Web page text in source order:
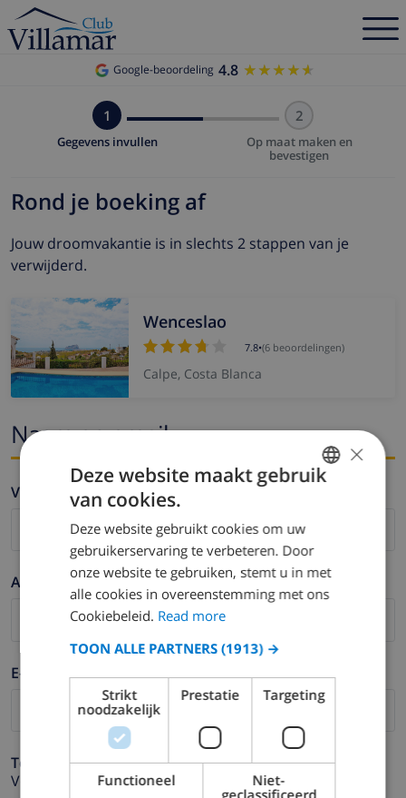
Google-beoordeling 4.8 ★★★★★
★★★★★
1
Gegevens invullen
2
Op maat maken en
bevestigen
Rond je boeking af
Jouw droomvakantie is in slechts 2 stappen van je
verwijderd.
Wenceslao
7.8•(6 beoordelingen)
Calpe, Costa Blanca
Naam en email
Voornaam *
Achternaam *
E-mail *
Telefoonnummer *
Voor het geval dat uw e-mail adres niet correct werkt.
DUTCH
SPANISH
CATALAN
ITALIAN
NORWEGIAN
×
Deze website maakt gebruik
van cookies.
Deze website gebruikt cookies om uw
gebruikerservaring te verbeteren. Door
onze website te gebruiken, stemt u in met
alle cookies in overeenstemming met ons
Cookiebeleid. Read more
TOON ALLE PARTNERS (1913) →
Strikt
noodzakelijk
Prestatie Targeting
Functioneel
Niet-
geclassificeerd